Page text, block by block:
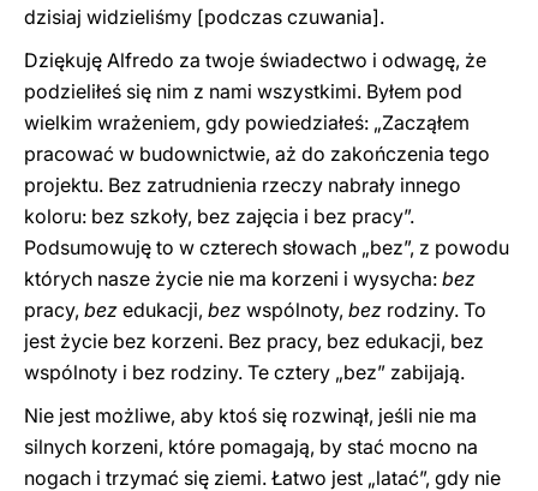
dzisiaj widzieliśmy [podczas czuwania].
Dziękuję Alfredo za twoje świadectwo i odwagę, że
podzieliłeś się nim z nami wszystkimi. Byłem pod
wielkim wrażeniem, gdy powiedziałeś: „Zacząłem
pracować w budownictwie, aż do zakończenia tego
projektu. Bez zatrudnienia rzeczy nabrały innego
koloru: bez szkoły, bez zajęcia i bez pracy”.
Podsumowuję to w czterech słowach „bez”, z powodu
których nasze życie nie ma korzeni i wysycha: bez
pracy, bez edukacji, bez wspólnoty, bez rodziny. To
jest życie bez korzeni. Bez pracy, bez edukacji, bez
wspólnoty i bez rodziny. Te cztery „bez” zabijają.
Nie jest możliwe, aby ktoś się rozwinął, jeśli nie ma
silnych korzeni, które pomagają, by stać mocno na
nogach i trzymać się ziemi. Łatwo jest „latać”, gdy nie